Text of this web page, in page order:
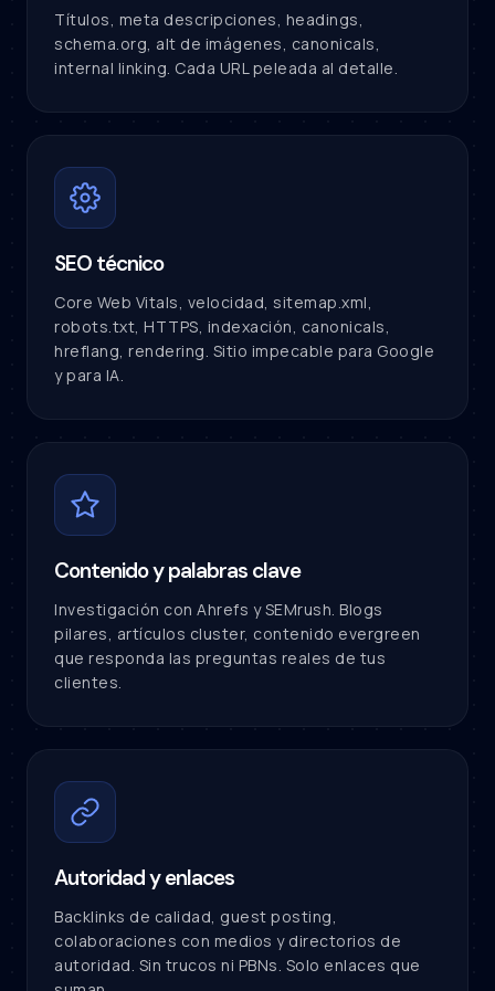
Títulos, meta descripciones, headings,
schema.org, alt de imágenes, canonicals,
internal linking. Cada URL peleada al detalle.
SEO técnico
Core Web Vitals, velocidad, sitemap.xml,
robots.txt, HTTPS, indexación, canonicals,
hreflang, rendering. Sitio impecable para Google
y para IA.
Contenido y palabras clave
Investigación con Ahrefs y SEMrush. Blogs
pilares, artículos cluster, contenido evergreen
que responda las preguntas reales de tus
clientes.
Autoridad y enlaces
Backlinks de calidad, guest posting,
colaboraciones con medios y directorios de
autoridad. Sin trucos ni PBNs. Solo enlaces que